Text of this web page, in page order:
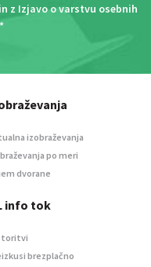
in z Izjavo o varstvu osebnih
izobraževanja
po meri
dvorane
info tok
brezplačno